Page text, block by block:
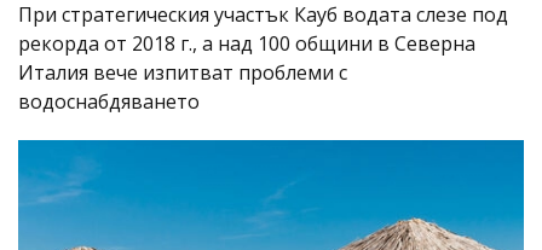
При стратегическия участък Кауб водата слезе под
рекорда от 2018 г., а над 100 общини в Северна
Италия вече изпитват проблеми с
водоснабдяването